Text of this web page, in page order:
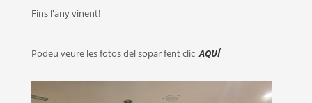
Fins l'any vinent!
Podeu veure les fotos del sopar fent clic AQUÍ